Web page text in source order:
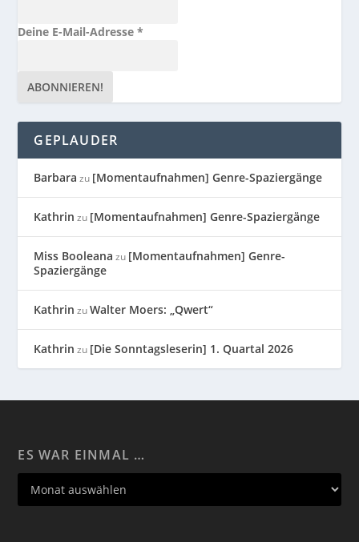
Deine E-Mail-Adresse*
GEPLAUDER
Barbara zu [Momentaufnahmen] Genre-Spaziergänge
Kathrin zu [Momentaufnahmen] Genre-Spaziergänge
Miss Booleana zu [Momentaufnahmen] Genre-
Spaziergänge
Kathrin zuWalter Moers: „Qwert“
Kathrin zu [Die Sonntagsleserin] 1. Quartal 2026
ES WAR EINMAL …